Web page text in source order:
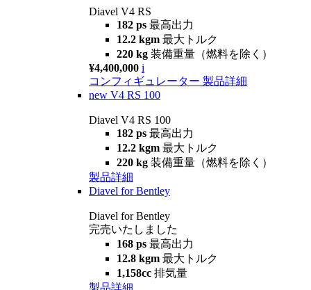
Diavel V4 RS
182 ps 最高出力
12.2 kgm 最大トルク
220 kg 装備重量（燃料を除く）
¥4,400,000 i
コンフィギュレーター 製品詳細
new V4 RS 100
Diavel V4 RS 100
182 ps 最高出力
12.2 kgm 最大トルク
220 kg 装備重量（燃料を除く）
製品詳細
Diavel for Bentley
Diavel for Bentley
完売いたしました
168 ps 最高出力
12.8 kgm 最大トルク
1,158cc 排気量
製品詳細